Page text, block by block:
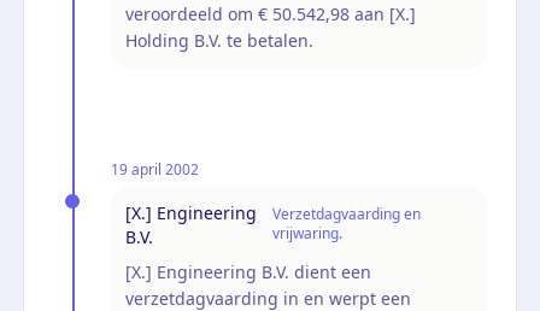
veroordeeld om € 50.542,98 aan [X.]
Holding B.V. te betalen.
19 april 2002
[X.] Engineering
B.V.
Verzetdagvaarding en
vrijwaring.
[X.] Engineering B.V. dient een
verzetdagvaarding in en werpt een